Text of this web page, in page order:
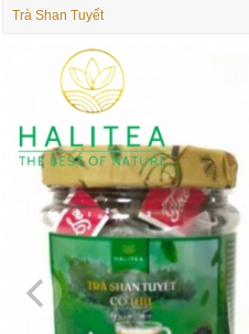
Trà Shan Tuyết